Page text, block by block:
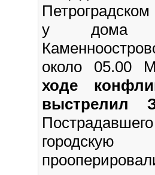
у
около 05.00
ходе
выстрелил